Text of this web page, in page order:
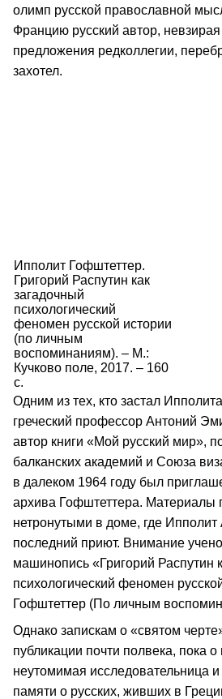
олимп русской православной
Францию русский автор,
предложения редколлегии,
захотел.
Ипполит Гофштеттер.
Григорий Распутин как
загадочный
психологический
феномен русской истории
(по личным
воспоминаниям). – М.:
Кучково поле, 2017. – 160
с.
Одним из тех, кто застал
греческий профессор Антоний
автор книги «Мой русский мир»,
балканских академий и Союза
в далеком 1964 году был
архива Гофштеттера. Материалы
нетронутыми в доме, где
последний приют. Внимание
машинопись «Григорий Распутин
психологический феномен
Гофштеттер (По личным
Однако запискам о «святом
публикации почти полвека, пока о
неутомимая исследовательница
памяти о русских, живших в